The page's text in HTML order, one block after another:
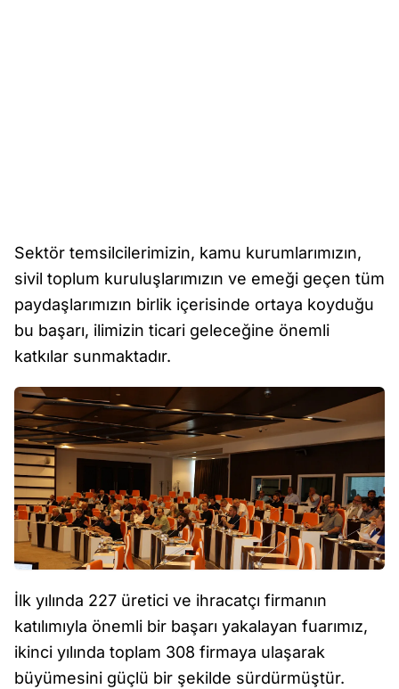
Sektör temsilcilerimizin, kamu kurumlarımızın,
sivil toplum kuruluşlarımızın ve emeği geçen tüm
paydaşlarımızın birlik içerisinde ortaya koyduğu
bu başarı, ilimizin ticari geleceğine önemli
katkılar sunmaktadır.
İlk yılında 227 üretici ve ihracatçı firmanın
katılımıyla önemli bir başarı yakalayan fuarımız,
ikinci yılında toplam 308 firmaya ulaşarak
büyümesini güçlü bir şekilde sürdürmüştür.